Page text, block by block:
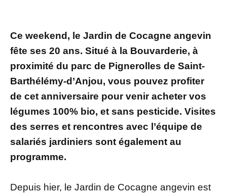
Ce weekend, le Jardin de Cocagne angevin
fête ses 20 ans. Situé à la Bouvarderie, à
proximité du parc de Pignerolles de Saint-
Barthélémy-d’Anjou, vous pouvez profiter
de cet anniversaire pour venir acheter vos
légumes 100% bio, et sans pesticide. Visites
des serres et rencontres avec l’équipe de
salariés jardiniers sont également au
programme.
Depuis hier, le Jardin de Cocagne angevin est